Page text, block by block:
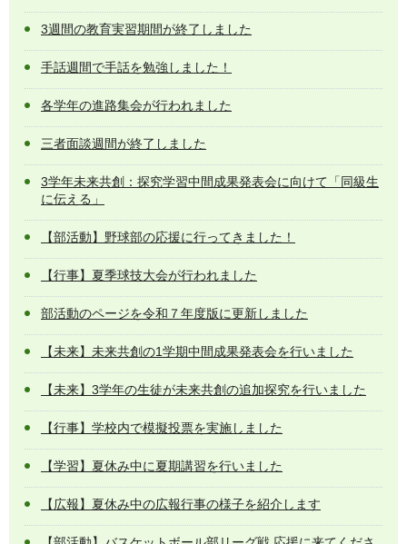
3週間の教育実習期間が終了しました
手話週間で手話を勉強しました！
各学年の進路集会が行われました
三者面談週間が終了しました
3学年未来共創：探究学習中間成果発表会に向けて「同級生
に伝える」
【部活動】野球部の応援に行ってきました！
【行事】夏季球技大会が行われました
部活動のページを令和７年度版に更新しました
【未来】未来共創の1学期中間成果発表会を行いました
【未来】3学年の生徒が未来共創の追加探究を行いました
【行事】学校内で模擬投票を実施しました
【学習】夏休み中に夏期講習を行いました
【広報】夏休み中の広報行事の様子を紹介します